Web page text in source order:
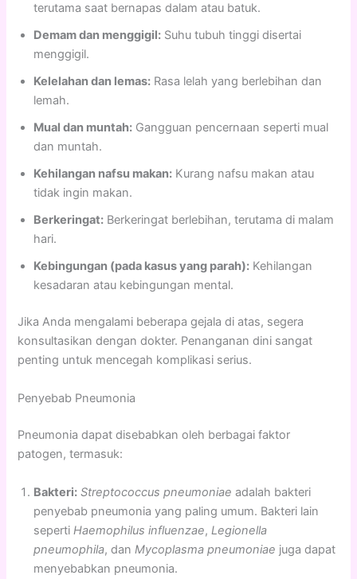
terutama saat bernapas dalam atau batuk.
Demam dan menggigil: Suhu tubuh tinggi disertai
menggigil.
Kelelahan dan lemas: Rasa lelah yang berlebihan dan
lemah.
Mual dan muntah: Gangguan pencernaan seperti mual
dan muntah.
Kehilangan nafsu makan: Kurang nafsu makan atau
tidak ingin makan.
Berkeringat: Berkeringat berlebihan, terutama di malam
hari.
Kebingungan (pada kasus yang parah): Kehilangan
kesadaran atau kebingungan mental.
Jika Anda mengalami beberapa gejala di atas, segera
konsultasikan dengan dokter. Penanganan dini sangat
penting untuk mencegah komplikasi serius.
Penyebab Pneumonia
Pneumonia dapat disebabkan oleh berbagai faktor
patogen, termasuk:
Bakteri: Streptococcus pneumoniae adalah bakteri
penyebab pneumonia yang paling umum. Bakteri lain
sepertiHaemophilus influenzae,Legionella
pneumophila, danMycoplasma pneumoniae juga dapat
menyebabkan pneumonia.